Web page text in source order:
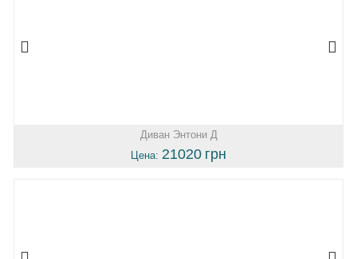
Диван Энтони Д
Цена: 21020 грн